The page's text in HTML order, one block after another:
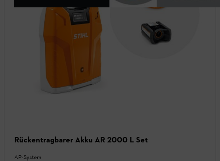
Rückentragbarer Akku AR 2000 L Set
AP-System